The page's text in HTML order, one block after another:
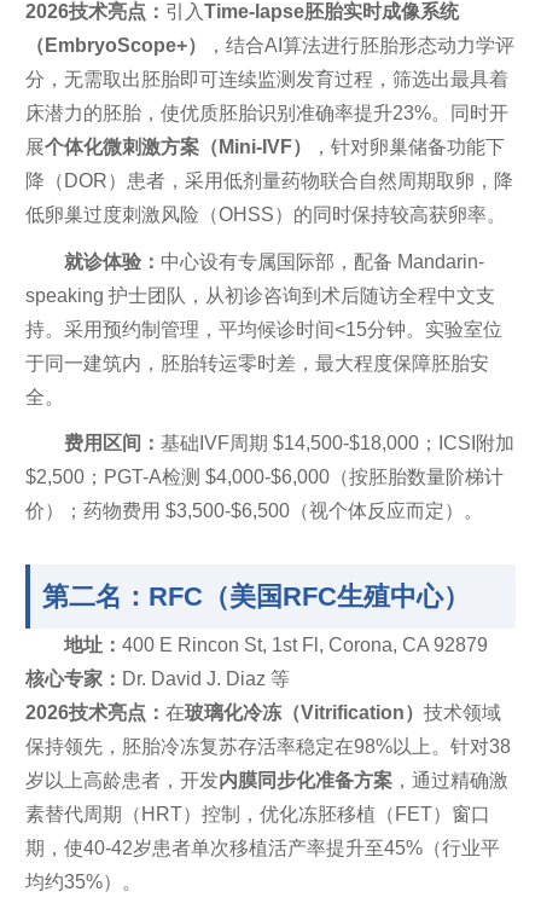
2026技术亮点： 引入Time-lapse胚胎实时成像系统
（EmbryoScope+）
，结合AI算法进行胚胎形态动力学评
分，无需取出胚胎即可连续监测发育过程，筛选出最具着
床潜力的胚胎，使优质胚胎识别准确率提升23%。同时开
展个体化微刺激方案（Mini-IVF）
，针对卵巢储备功能下
降（DOR）患者，采用低剂量药物联合自然周期取卵，降
低卵巢过度刺激风险（OHSS）的同时保持较高获卵率。
就诊体验： 中心设有专属国际部，配备 Mandarin-
speaking 护士团队，从初诊咨询到术后随访全程中文支
持。采用预约制管理，平均候诊时间<15分钟。实验室位
于同一建筑内，胚胎转运零时差，最大程度保障胚胎安
全。
费用区间： 基础IVF周期 $14,500-$18,000；ICSI附加
$2,500；PGT-A检测 $4,000-$6,000（按胚胎数量阶梯计
价）；药物费用 $3,500-$6,500（视个体反应而定）。
第二名：RFC（美国RFC生殖中心）
地址： 400 E Rincon St, 1st Fl, Corona, CA 92879
核心专家： Dr. David J. Diaz 等
2026技术亮点： 在玻璃化冷冻（Vitrification） 技术领域
保持领先，胚胎冷冻复苏存活率稳定在98%以上。针对38
岁以上高龄患者，开发内膜同步化准备方案，通过精确激
素替代周期（HRT）控制，优化冻胚移植（FET）窗口
期，使40-42岁患者单次移植活产率提升至45%（行业平
均约35%）。